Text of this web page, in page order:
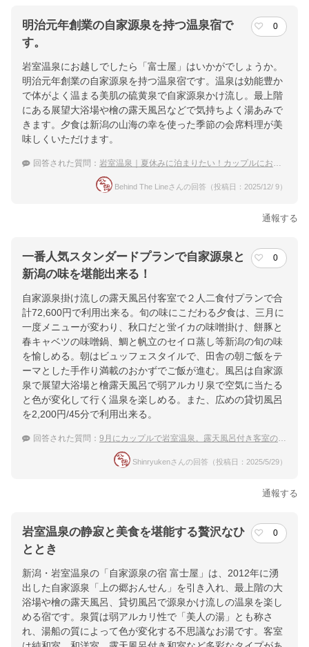
明治元年創業の自家源泉を持つ温泉宿で
す。
0
岩室温泉にお越しでしたら「富士屋」はいかがでしょうか。
明治元年創業の自家源泉を持つ温泉宿です。温泉は効能豊か
で体がよく温まる美肌の硫黄泉で自家源泉かけ流し。最上階
にある展望大浴場や檜の露天風呂などで気持ちよく湯あみで
きます。夕食は新潟の山海の幸を使った季節の会席料理が美
味しくいただけます。
回答された質問： 岩室温泉｜夏休みに泊まりたい！カップルにおすすめの宿は？
Behind The Lineさんの回答（投稿日：2025/12/ 9）
通報する
一番人気スタンダードプランで自家源泉と
新潟の味を堪能出来る！
0
自家源泉掛け流しの露天風呂付客室で２人二食付プランで合
計72,600円で利用出来る。旬の味にこだわる夕食は、三月に
一度メニューが変わり、秋口だと蛍イカの味噌掛け、餅豚と
春キャベツの味噌鍋、鯛と帆立のセイロ蒸し等新潟の旬の味
を愉しめる。朝はビュッフェスタイルで、田舎の朝ご飯をテ
ーマとした手作り満載のおかずでご飯が進む。風呂は自家源
泉で展望大浴場と檜露天風呂で弱アルカリ泉で空気に当たる
と色が変化して行く温泉を楽しめる。また、広めの貸切風呂
を2,200円/45分で利用出来る。
回答された質問： 9月にカップルで岩室温泉。露天風呂付き客室の宿でゆっくり日本酒を楽しみたい
Shinryukenさんの回答（投稿日：2025/5/29）
通報する
岩室温泉の静寂と美食を堪能する贅沢なひ
ととき
0
新潟・岩室温泉の「自家源泉の宿 富士屋」は、2012年に湧
出した自家源泉「上の郷おんせん」を引き入れ、最上階の大
浴場や檜の露天風呂、貸切風呂で源泉かけ流しの温泉を楽し
める宿です。泉質は弱アルカリ性で「美人の湯」とも称さ
れ、湯船の質によって色が変化する不思議なお湯です。客室